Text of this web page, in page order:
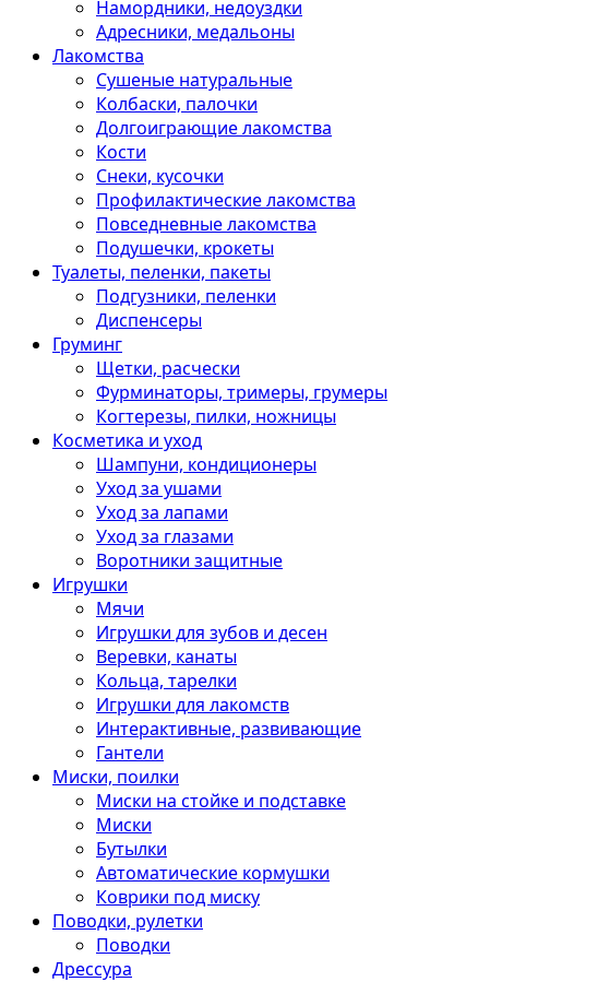
Намордники, недоуздки
Адресники, медальоны
Лакомства
Сушеные натуральные
Колбаски, палочки
Долгоиграющие лакомства
Кости
Снеки, кусочки
Профилактические лакомства
Повседневные лакомства
Подушечки, крокеты
Туалеты, пеленки, пакеты
Подгузники, пеленки
Диспенсеры
Груминг
Щетки, расчески
Фурминаторы, тримеры, грумеры
Когтерезы, пилки, ножницы
Косметика и уход
Шампуни, кондиционеры
Уход за ушами
Уход за лапами
Уход за глазами
Воротники защитные
Игрушки
Мячи
Игрушки для зубов и десен
Веревки, канаты
Кольца, тарелки
Игрушки для лакомств
Интерактивные, развивающие
Гантели
Миски, поилки
Миски на стойке и подставке
Миски
Бутылки
Автоматические кормушки
Коврики под миску
Поводки, рулетки
Поводки
Дрессура